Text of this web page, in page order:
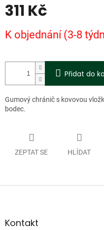
311 Kč
cena:
K objednání (3-8
Přidat do
Gumový chránič s kovovou
bodec.
ZEPTAT SE HLÍDAT
Z
aKontakt